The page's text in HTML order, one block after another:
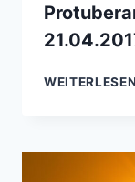
WEITERLESEN